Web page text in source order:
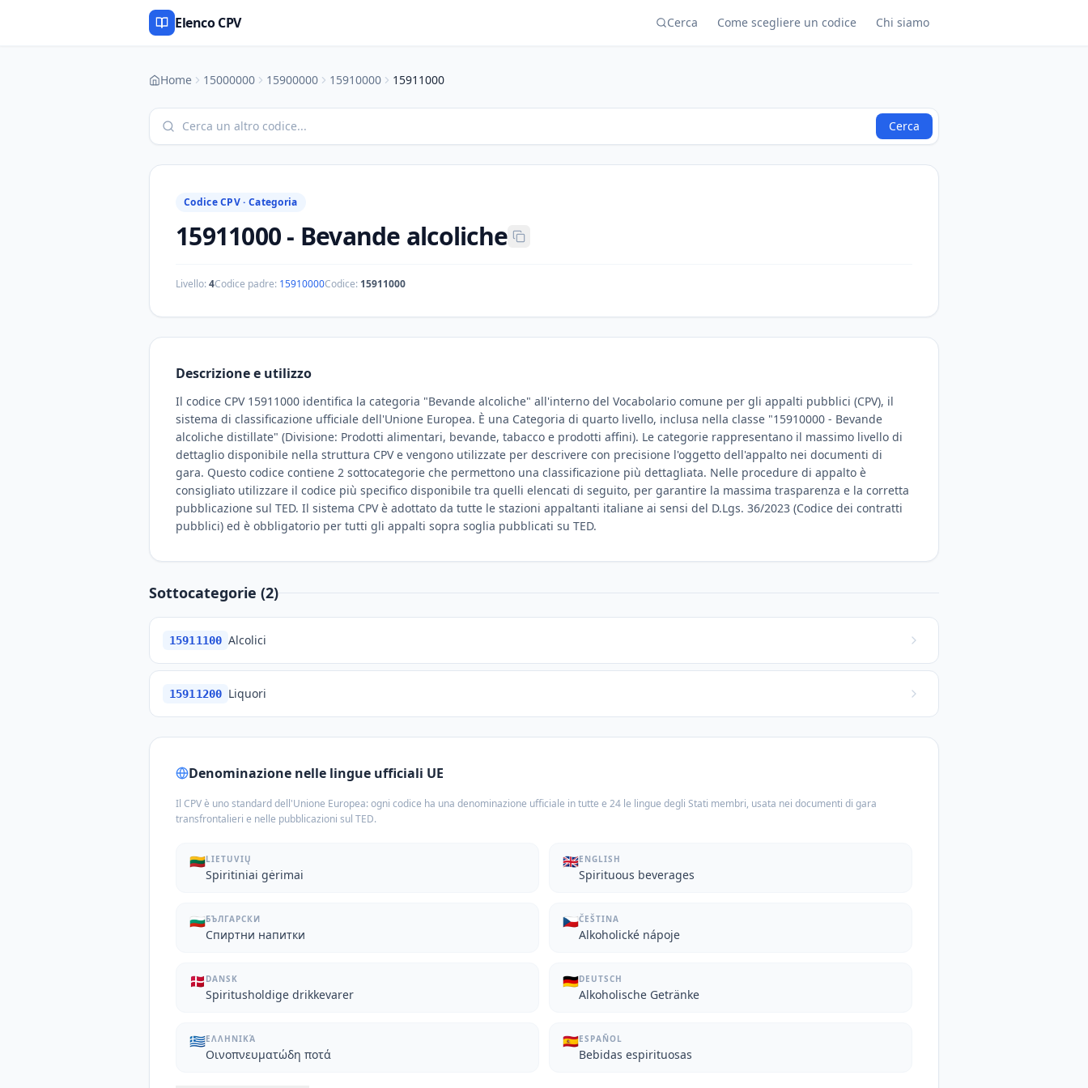
Elenco CPV Cerca Come scegliere un codice Chi siamo
Home 15000000 15900000 15910000 15911000
Cerca
Codice CPV · Categoria
15911000- Bevande alcoliche
Livello:4Codice padre: 15910000Codice: 15911000
Descrizione e utilizzo
Il codice CPV 15911000 identifica la categoria "Bevande alcoliche" all'interno del Vocabolario comune per gli appalti pubblici (CPV), il
sistema di classificazione ufficiale dell'Unione Europea. È una Categoria di quarto livello, inclusa nella classe "15910000 - Bevande
alcoliche distillate" (Divisione: Prodotti alimentari, bevande, tabacco e prodotti affini). Le categorie rappresentano il massimo livello di
dettaglio disponibile nella struttura CPV e vengono utilizzate per descrivere con precisione l'oggetto dell'appalto nei documenti di
gara. Questo codice contiene 2 sottocategorie che permettono una classificazione più dettagliata. Nelle procedure di appalto è
consigliato utilizzare il codice più specifico disponibile tra quelli elencati di seguito, per garantire la massima trasparenza e la corretta
pubblicazione sul TED. Il sistema CPV è adottato da tutte le stazioni appaltanti italiane ai sensi del D.Lgs. 36/2023 (Codice dei contratti
pubblici) ed è obbligatorio per tutti gli appalti sopra soglia pubblicati su TED.
Sottocategorie (2)
15911100 Alcolici
15911200 Liquori
Denominazione nelle lingue ufficiali UE
Il CPV è uno standard dell'Unione Europea: ogni codice ha una denominazione ufficiale in tutte e 24 le lingue degli Stati membri, usata nei documenti di gara
transfrontalieri e nelle pubblicazioni sul TED.
🇱🇹LIETUVIŲ
Spiritiniai gėrimai
🇬🇧ENGLISH
Spirituous beverages
🇧🇬БЪЛГАРСКИ
Спиртни напитки
🇨🇿ČEŠTINA
Alkoholické nápoje
🇩🇰 DANSK
Spiritusholdige drikkevarer
🇩🇪DEUTSCH
Alkoholische Getränke
🇬🇷ΕΛΛΗΝΙΚΆ
Οινοπνευματώδη ποτά
🇪🇸ESPAÑOL
Bebidas espirituosas